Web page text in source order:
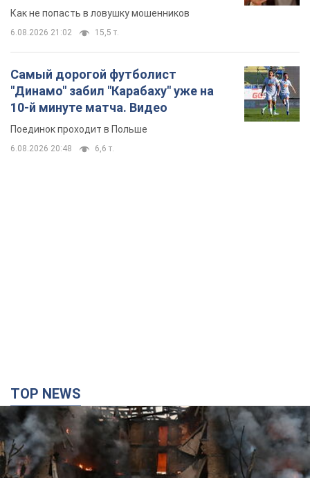
Как не попасть в ловушку мошенников
6.08.2026 21:02 15,5 т.
Самый дорогой футболист
"Динамо" забил "Карабаху" уже на
10-й минуте матча. Видео
Поединок проходит в Польше
6.08.2026 20:48 6,6 т.
TOP NEWS